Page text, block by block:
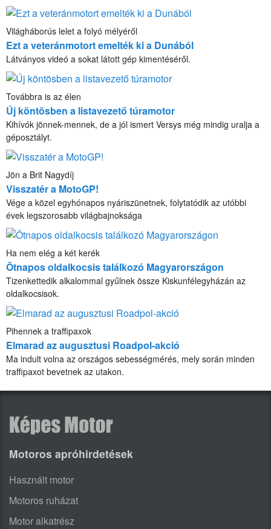
Világháborús lelet a folyó mélyéről
Ezt a veteránmotort emelték ki a Dunából
Látványos videó a sokat látott gép kimentéséről.
Továbbra is az élen
Új köntösben a listavezető túramotor
Kihívók jönnek-mennek, de a jól ismert Versys még mindig uralja a
géposztályt.
Jön a Brit Nagydíj
Visszatér a MotoGP!
Vége a közel egyhónapos nyáriszünetnek, folytatódik az utóbbi
évek legszorosabb világbajnoksága
Ha nem elég a két kerék
Ötnapos oldalkocsis találkozó Magyarországon
Tizenkettedik alkalommal gyűlnek össze Kiskunfélegyházán az
oldalkocsisok.
Pihennek a traffipaxok
Elmarad az augusztusi Roadpol-akció
Ma indult volna az országos sebességmérés, mely során minden
traffipaxot bevetnek az utakon.
Motoros apróhirdetések
Használt motor
Motoros ruházat
Motor alkatrész